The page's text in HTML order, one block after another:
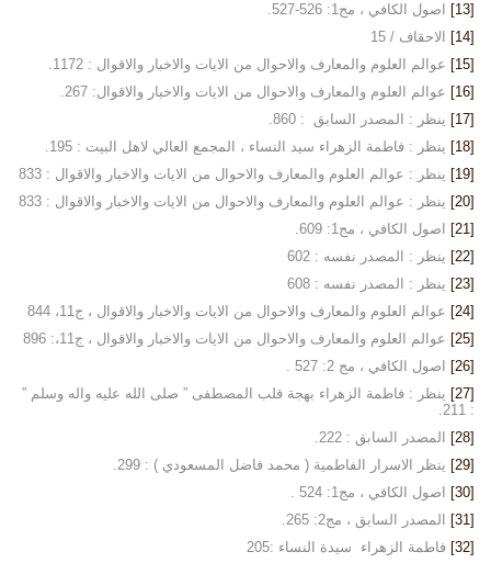
[13]
اصول الكافي ، مج1: 526-527.
[14]
الاحقاف / 15
[15]
عوالم العلوم والمعارف والاحوال من الايات والاخبار والاقوال : 1172.
[16]
عوالم العلوم والمعارف والاحوال من الايات والاخبار والاقوال: 267.
[17]
ينظر : المصدر السابق : 860.
[18]
ينظر : فاطمة الزهراء سيد النساء ، المجمع العالي لاهل البيت : 195.
[19]
ينظر : عوالم العلوم والمعارف والاحوال من الايات والاخبار والاقوال : 833
[20]
ينظر : عوالم العلوم والمعارف والاحوال من الايات والاخبار والاقوال : 833
[21]
اصول الكافي ، مج1: 609.
[22]
ينظر : المصدر نفسه : 602
[23]
ينظر : المصدر نفسه : 608
[24]
عوالم العلوم والمعارف والاحوال من الايات والاخبار والاقوال ، ج11، 844
[25]
عوالم العلوم والمعارف والاحوال من الايات والاخبار والاقوال ، ج11،: 896
[26]
اصول الكافي ، مج 2: 527 .
[27]
ينظر : فاطمة الزهراء بهجة قلب المصطفى ” صلى الله عليه واله وسلم ”
: 211.
[28]
المصدر السابق : 222.
[29]
ينظر الاسرار الفاطمية ( محمد فاضل المسعودي ) : 299.
[30]
اصول الكافي ، مج1: 524 .
[31]
المصدر السابق ، مج2: 265.
[32]
فاطمة الزهراء سيدة النساء :205